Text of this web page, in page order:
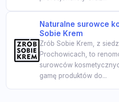
Naturalne surowce
Sobie Krem
Zrób Sobie Krem, z
Prochowicach, to
surowców
gamę produktów do...